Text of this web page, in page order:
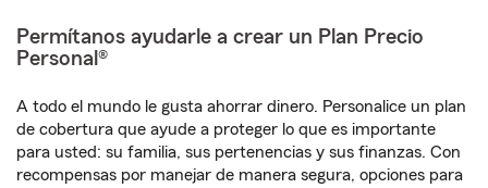
Permítanos ayudarle a crear un Plan Precio
Personal®
A todo el mundo le gusta ahorrar dinero. Personalice un plan
de cobertura que ayude a proteger lo que es importante
para usted: su familia, sus pertenencias y sus finanzas. Con
recompensas por manejar de manera segura, opciones para